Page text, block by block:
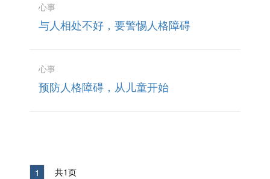
心事
与人相处不好，要警惕人格障碍
心事
预防人格障碍，从儿童开始
1 共1页